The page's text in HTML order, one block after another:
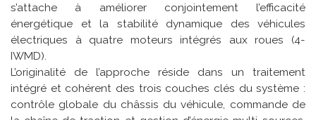
s’attache à améliorer conjointement l’efficacité
énergétique et la stabilité dynamique des véhicules
électriques à quatre moteurs intégrés aux roues (4-
IWMD).
L’originalité de l’approche réside dans un traitement
intégré et cohérent des trois couches clés du système :
contrôle globale du châssis du véhicule, commande de